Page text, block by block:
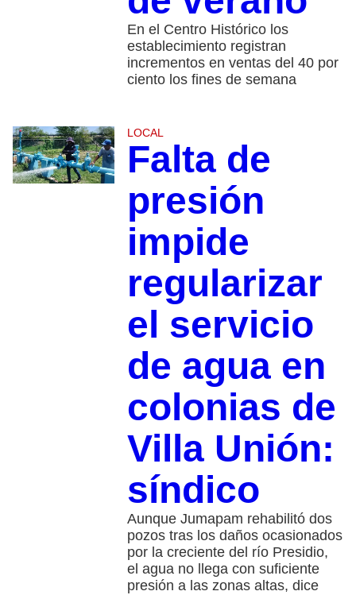
En el Centro Histórico los
establecimiento registran
incrementos en ventas del 40 por
ciento los fines de semana
LOCAL
Falta de
presión
impide
regularizar
el servicio
de agua en
colonias de
Villa Unión:
síndico
Aunque Jumapam rehabilitó dos
pozos tras los daños ocasionados
por la creciente del río Presidio,
el agua no llega con suficiente
presión a las zonas altas, dice